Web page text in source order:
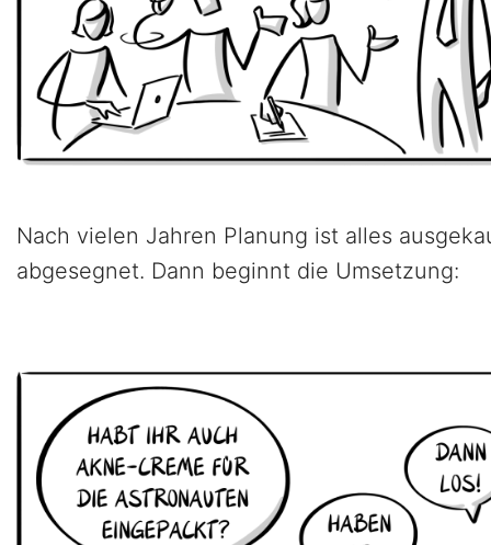
Nach vielen Jahren Planung ist alles
abgesegnet. Dann beginnt die Umsetzung: